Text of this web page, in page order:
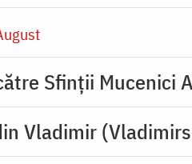
Sfinţii Mucenici
Vladimir